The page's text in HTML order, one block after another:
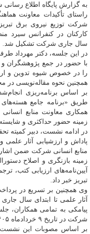
به گزارش پایگاه اطلاع
راستای تأکیدات معاونت
شرکت توزیع نیروی برق
کارکنان در کنفرانس سیرد
سال جاری شرکت تشکیل شد.
در این جلسه، دکتر مهرداد
با حضور در جمع پژوهشگران
همچنین نحوه مقاله‌نویسی در
بر اساس برنامه‌ریزی
طریق «برنامه جامع
همکاری معاونت منابع
زمینه حضور حداکثری و
در ادامه نشست، دبیر کمیته
منابع انسانی شرکت ضمن
زمینه بازنگری و اصلاح
آیین‌نامه‌های ارزیابی کتب،
تبریز خبر داد.
وی همچنین بر تسریع در
آثار علمی تا ابتدای سال
پیامکی به تمامی همکاران،
شرکت در تاریخ ۹ خردادماه ۱۴۰۵ برگزار شود.
بر اساس مصوبات این نشست،